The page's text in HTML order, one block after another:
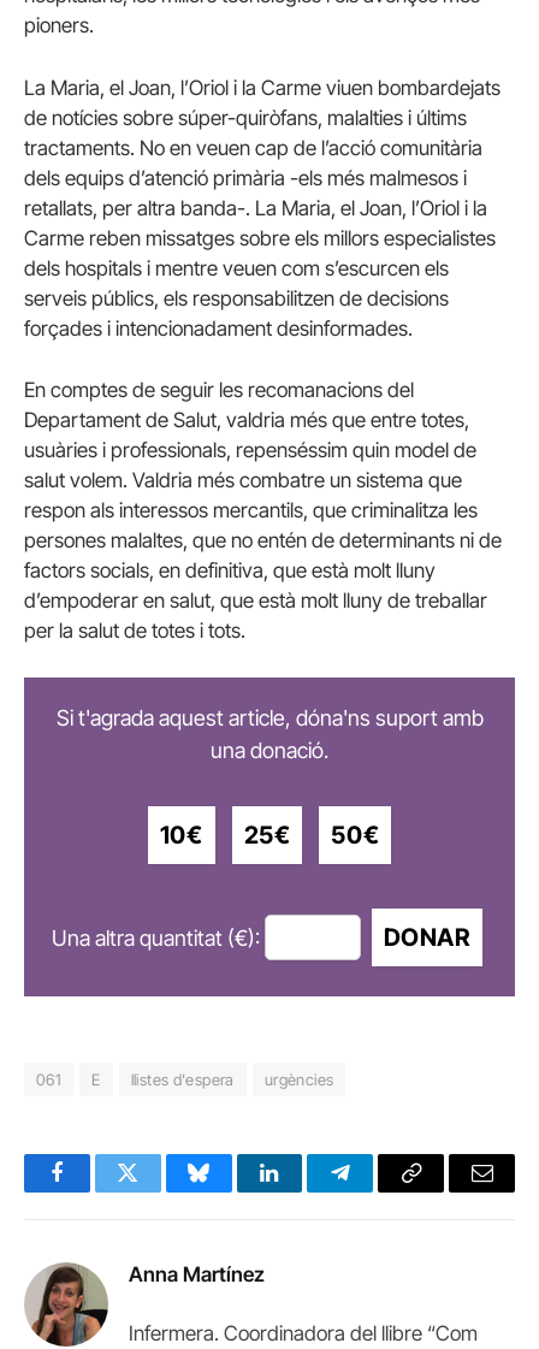
pioners.
La Maria, el Joan, l’Oriol i la Carme viuen bombardejats
de notícies sobre súper-quiròfans, malalties i últims
tractaments. No en veuen cap de l’acció comunitària
dels equips d’atenció primària -els més malmesos i
retallats, per altra banda-. La Maria, el Joan, l’Oriol i la
Carme reben missatges sobre els millors especialistes
dels hospitals i mentre veuen com s’escurcen els
serveis públics, els responsabilitzen de decisions
forçades i intencionadament desinformades.
En comptes de seguir les recomanacions del
Departament de Salut, valdria més que entre totes,
usuàries i professionals, repenséssim quin model de
salut volem. Valdria més combatre un sistema que
respon als interessos mercantils, que criminalitza les
persones malaltes, que no entén de determinants ni de
factors socials, en definitiva, que està molt lluny
d’empoderar en salut, que està molt lluny de treballar
per la salut de totes i tots.
Si t'agrada aquest article, dóna'ns suport amb
una donació.
10€ 25€ 50€
Una altra quantitat (€): DONAR
061 E llistes d'espera urgències
FacebookTwitter BlueskyLinkedInTelegramCopy
Email
Anna Martínez
Infermera. Coordinadora del llibre “Com